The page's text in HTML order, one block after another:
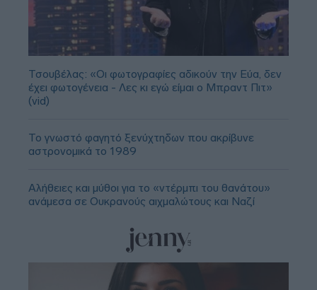
Τσουβέλας: «Οι φωτογραφίες αδικούν την Εύα, δεν
έχει φωτογένεια - Λες κι εγώ είμαι ο Μπραντ Πιτ»
(vid)
Το γνωστό φαγητό ξενύχτηδων που ακρίβυνε
αστρονομικά το 1989
Αλήθειες και μύθοι για το «ντέρμπι του θανάτου»
ανάμεσα σε Ουκρανούς αιχμαλώτους και Ναζί